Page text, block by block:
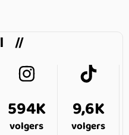
594K
volgers
9,6K
volgers